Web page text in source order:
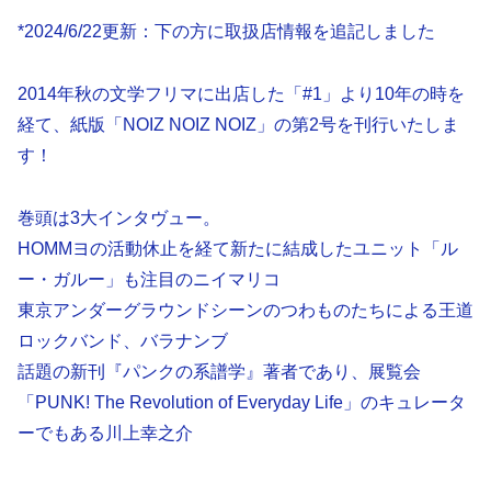
*2024/6/22更新：下の方に取扱店情報を追記しました
2014年秋の文学フリマに出店した「#1」より10年の時を
経て、紙版「NOIZ NOIZ NOIZ」の第2号を刊行いたしま
す！
巻頭は3大インタヴュー。
HOMMヨの活動休止を経て新たに結成したユニット「ル
ー・ガルー」も注目のニイマリコ
東京アンダーグラウンドシーンのつわものたちによる王道
ロックバンド、バラナンブ
話題の新刊『パンクの系譜学』著者であり、展覧会
「PUNK! The Revolution of Everyday Life」のキュレータ
ーでもある川上幸之介